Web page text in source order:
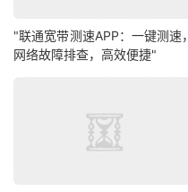
"联通宽带测速APP：一键测速，
网络故障排查，高效便捷"